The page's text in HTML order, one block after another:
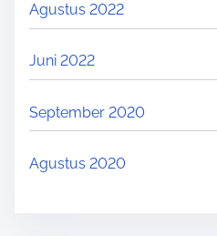
Agustus 2022
Juni 2022
September 2020
Agustus 2020